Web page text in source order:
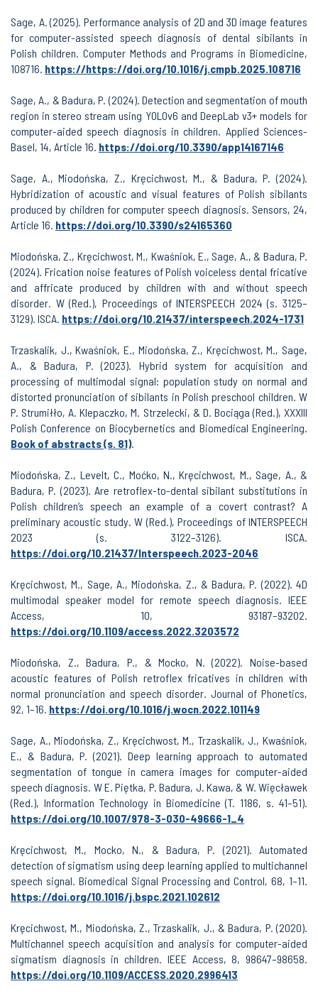
Sage, A. (2025). Performance analysis of 2D and 3D image features
for computer-assisted speech diagnosis of dental sibilants in
Polish children. Computer Methods and Programs in Biomedicine,
108716. https://https://doi.org/10.1016/j.cmpb.2025.108716
Sage, A., & Badura, P. (2024). Detection and segmentation of mouth
region in stereo stream using YOLOv6 and DeepLab v3+ models for
computer-aided speech diagnosis in children. Applied Sciences-
Basel, 14, Article 16. https://doi.org/10.3390/app14167146
Sage, A., Miodońska, Z., Kręcichwost, M., & Badura, P. (2024).
Hybridization of acoustic and visual features of Polish sibilants
produced by children for computer speech diagnosis. Sensors, 24,
Article 16. https://doi.org/10.3390/s24165360
Miodońska, Z., Kręcichwost, M., Kwaśniok, E., Sage, A., & Badura, P.
(2024). Frication noise features of Polish voiceless dental fricative
and affricate produced by children with and without speech
disorder. W (Red.), Proceedings of INTERSPEECH 2024 (s. 3125–
3129). ISCA. https://doi.org/10.21437/interspeech.2024-1731
Trzaskalik, J., Kwaśniok, E., Miodońska, Z., Kręcichwost, M., Sage,
A., & Badura, P. (2023). Hybrid system for acquisition and
processing of multimodal signal: population study on normal and
distorted pronunciation of sibilants in Polish preschool children. W
P. Strumiłło, A. Klepaczko, M. Strzelecki, & D. Bociąga (Red.), XXXIII
Polish Conference on Biocybernetics and Biomedical Engineering.
Book of abstracts (s. 81).
Miodońska, Z., Levelt, C., Moćko, N., Kręcichwost, M., Sage, A., &
Badura, P. (2023). Are retroflex-to-dental sibilant substitutions in
Polish children’s speech an example of a covert contrast? A
preliminary acoustic study. W (Red.), Proceedings of INTERSPEECH
2023 (s. 3122–3126). ISCA.
https://doi.org/10.21437/Interspeech.2023-2046
Kręcichwost, M., Sage, A., Miodońska, Z., & Badura, P. (2022). 4D
multimodal speaker model for remote speech diagnosis. IEEE
Access, 10, 93187–93202.
https://doi.org/10.1109/access.2022.3203572
Miodońska, Z., Badura, P., & Mocko, N. (2022). Noise-based
acoustic features of Polish retroflex fricatives in children with
normal pronunciation and speech disorder. Journal of Phonetics,
92, 1–16. https://doi.org/10.1016/j.wocn.2022.101149
Sage, A., Miodońska, Z., Kręcichwost, M., Trzaskalik, J., Kwaśniok,
E., & Badura, P. (2021). Deep learning approach to automated
segmentation of tongue in camera images for computer-aided
speech diagnosis. W E. Piętka, P. Badura, J. Kawa, & W. Więcławek
(Red.), Information Technology in Biomedicine (T. 1186, s. 41–51).
https://doi.org/10.1007/978-3-030-49666-1_4
Kręcichwost, M., Mocko, N., & Badura, P. (2021). Automated
detection of sigmatism using deep learning applied to multichannel
speech signal. Biomedical Signal Processing and Control, 68, 1–11.
https://doi.org/10.1016/j.bspc.2021.102612
Kręcichwost, M., Miodońska, Z., Trzaskalik, J., & Badura, P. (2020).
Multichannel speech acquisition and analysis for computer-aided
sigmatism diagnosis in children. IEEE Access, 8, 98647–98658.
https://doi.org/10.1109/ACCESS.2020.2996413